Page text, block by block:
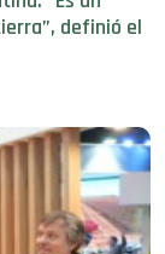
definió el